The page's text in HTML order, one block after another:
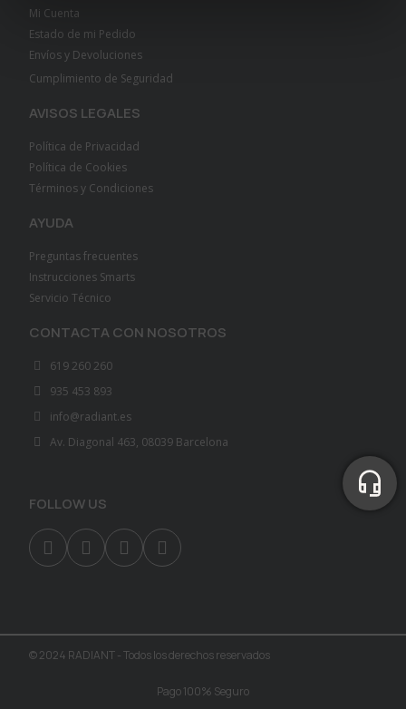
Mi Cuenta
Estado de mi Pedido
Envíos y Devoluciones
Cumplimiento de Seguridad
AVISOS LEGALES
Política de Privacidad
Política de Cookies
Términos y Condiciones
AYUDA
Preguntas frecuentes
Instrucciones Smarts
Servicio Técnico
CONTACTA CON NOSOTROS
619 260 260
935 453 893
info@radiant.es
Av. Diagonal 463, 08039 Barcelona
FOLLOW US
© 2024 RADIANT - Todos los derechos reservados
Pago 100% Seguro